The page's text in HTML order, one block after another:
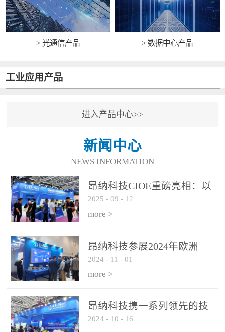
> 光通信产品 > 数据中心产品
工业应用产品
进入产品中心>>
新闻中心
NEWS INFORMATION
昂纳科技CIOE重磅亮相：以
光通信创新引擎，驱动AI与
算力互联新时代
2025 - 09 - 12
more >
昂纳科技参展2024年欧洲
ECOC展会
2024 - 11 - 01
more >
昂纳科技携一系列领先的技
术平台和优秀产品参展2024
2024 - 10 - 16